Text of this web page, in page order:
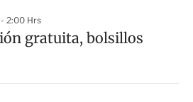
2:00 Hrs
gratuita, bolsillos